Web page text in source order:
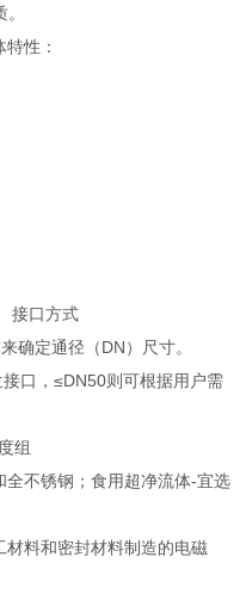
特性：
接口方式
确定通径（DN）尺寸。
口，≤DN50则可根据用户需
组
不锈钢；食用超净流体-宜选
料和密封材料制造的电磁